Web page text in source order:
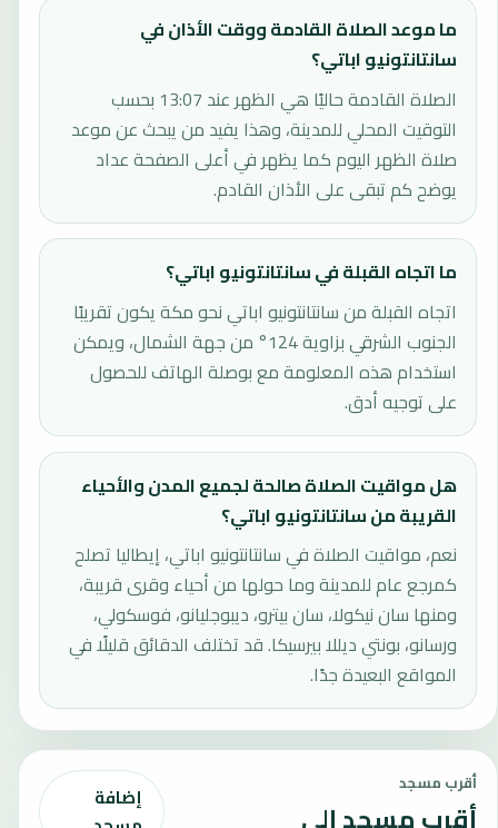
ما موعد الصلاة القادمة ووقت الأذان في
سانتانتونيو اباتي؟
الصلاة القادمة حاليًا هي الظهر عند 13:07 بحسب
التوقيت المحلي للمدينة، وهذا يفيد من يبحث عن موعد
صلاة الظهر اليوم كما يظهر في أعلى الصفحة عداد
يوضح كم تبقى على الأذان القادم.
ما اتجاه القبلة في سانتانتونيو اباتي؟
اتجاه القبلة من سانتانتونيو اباتي نحو مكة يكون تقريبًا
الجنوب الشرقي بزاوية 124° من جهة الشمال، ويمكن
استخدام هذه المعلومة مع بوصلة الهاتف للحصول
على توجيه أدق.
هل مواقيت الصلاة صالحة لجميع المدن والأحياء
القريبة من سانتانتونيو اباتي؟
نعم، مواقيت الصلاة في سانتانتونيو اباتي، إيطاليا تصلح
كمرجع عام للمدينة وما حولها من أحياء وقرى قريبة،
ومنها سان نيكولا، سان بيترو، ديبوجليانو، فوسكولي،
ورسانو، بونتي ديللا بيرسيكا. قد تختلف الدقائق قليلًا في
المواقع البعيدة جدًا.
أقرب مسجد
إضافة